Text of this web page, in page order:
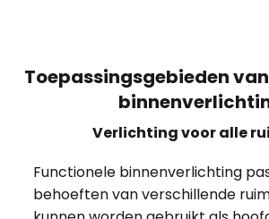
Toepassingsgebieden
Verlichting voor alle
Functionele binnenverlichting
behoeften van verschillende